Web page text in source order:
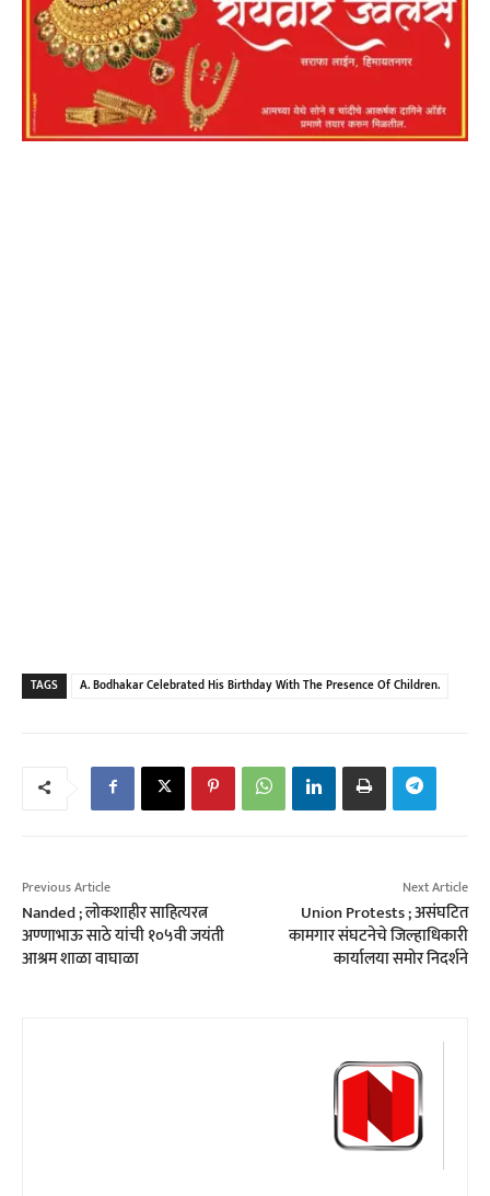
TAGS A. Bodhakar Celebrated His Birthday With The Presence Of Children.
Previous Article
Nanded ; लोकशाहीर साहित्यरत्न
अण्णाभाऊ साठे यांची १०५वी जयंती
आश्रम शाळा वाघाळा
Next Article
Union Protests ; असंघटित
कामगार संघटनेचे जिल्हाधिकारी
कार्यालया समोर निदर्शने